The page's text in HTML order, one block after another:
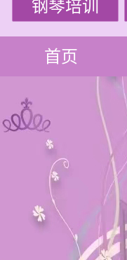
钢琴培训
首页